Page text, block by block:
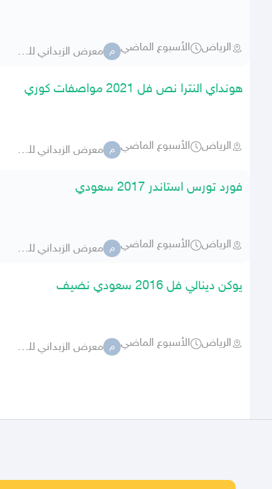
الرياض الأسبوع الماضي م معرض الزبداني للسيارات 283
هونداي النترا نص فل 2021 مواصفات كوري
الرياض الأسبوع الماضي م معرض الزبداني للسيارات 283
فورد تورس استاندر 2017 سعودي
الرياض الأسبوع الماضي م معرض الزبداني للسيارات 283
يوكن دينالي فل 2016 سعودي نضيف
الرياض الأسبوع الماضي م معرض الزبداني للسيارات 283